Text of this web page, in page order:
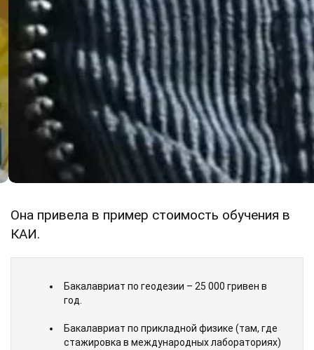
Она привела в пример стоимость обучения в
КАИ.
Бакалавриат по геодезии – 25 000 гривен в
год.
Бакалавриат по прикладной физике (там, где
стажировка в международных лабораториях)